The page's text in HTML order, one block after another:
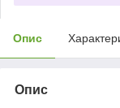
Опис
Опис